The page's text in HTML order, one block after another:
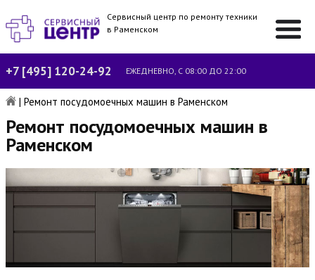
Сервисный центр по ремонту техники
в Раменском
+7 [495] 120-24-92 ЕЖЕДНЕВНО, С 08:00 ДО 22:00
| Ремонт посудомоечных машин в Раменском
Ремонт посудомоечных машин в
Раменском